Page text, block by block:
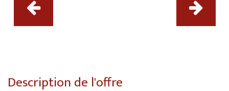
Description de l'offre